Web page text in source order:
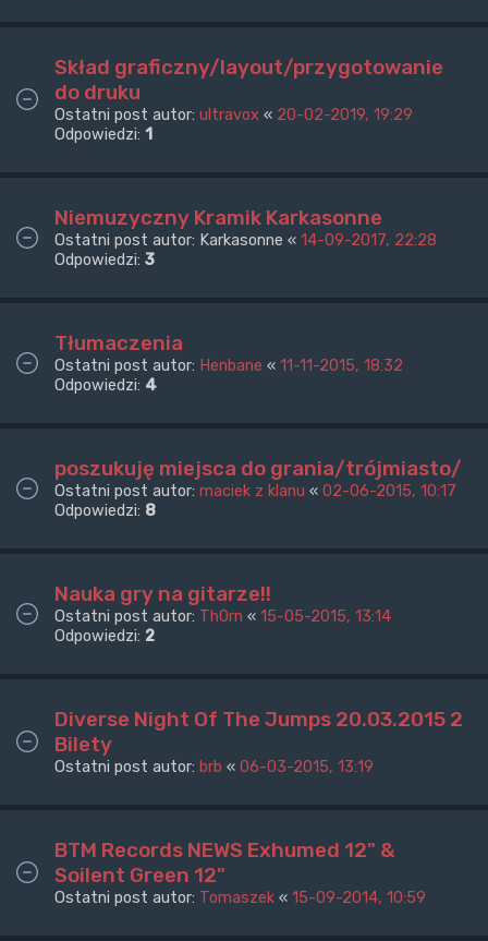
Skład graficzny/layout/przygotowanie
do druku
Ostatni post autor: ultravox « 20-02-2019, 19:29
Odpowiedzi: 1
Niemuzyczny Kramik Karkasonne
Ostatni post autor: Karkasonne « 14-09-2017, 22:28
Odpowiedzi: 3
Tłumaczenia
Ostatni post autor: Henbane « 11-11-2015, 18:32
Odpowiedzi: 4
poszukuję miejsca do grania/trójmiasto/
Ostatni post autor: maciek z klanu « 02-06-2015, 10:17
Odpowiedzi: 8
Nauka gry na gitarze!!
Ostatni post autor: Th0rn « 15-05-2015, 13:14
Odpowiedzi: 2
Diverse Night Of The Jumps 20.03.2015 2
Bilety
Ostatni post autor: brb « 06-03-2015, 13:19
BTM Records NEWS Exhumed 12" &
Soilent Green 12"
Ostatni post autor: Tomaszek « 15-09-2014, 10:59